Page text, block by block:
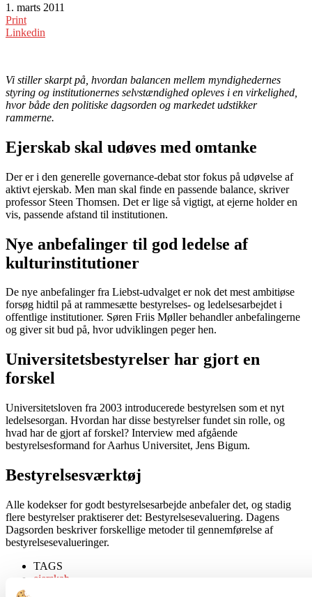
1. marts 2011
Print
Linkedin
Vi stiller skarpt på, hvordan balancen mellem myndighedernes
styring og institutionernes selvstændighed opleves i en virkelighed,
hvor både den politiske dagsorden og markedet udstikker
rammerne.
Ejerskab skal udøves med omtanke
Der er i den generelle governance-debat stor fokus på udøvelse af
aktivt ejerskab. Men man skal finde en passende balance, skriver
professor Steen Thomsen. Det er lige så vigtigt, at ejerne holder en
vis, passende afstand til institutionen.
Nye anbefalinger til god ledelse af
kulturinstitutioner
De nye anbefalinger fra Liebst-udvalget er nok det mest ambitiøse
forsøg hidtil på at rammesætte bestyrelses- og ledelsesarbejdet i
offentlige institutioner. Søren Friis Møller behandler anbefalingerne
og giver sit bud på, hvor udviklingen peger hen.
Universitetsbestyrelser har gjort en
forskel
Universitetsloven fra 2003 introducerede bestyrelsen som et nyt
ledelsesorgan. Hvordan har disse bestyrelser fundet sin rolle, og
hvad har de gjort af forskel? Interview med afgående
bestyrelsesformand for Aarhus Universitet, Jens Bigum.
Bestyrelsesværktøj
Alle kodekser for godt bestyrelsesarbejde anbefaler det, og stadig
flere bestyrelser praktiserer det: Bestyrelsesevaluering. Dagens
Dagsorden beskriver forskellige metoder til gennemførelse af
bestyrelsesevalueringer.
TAGS
ejerskab